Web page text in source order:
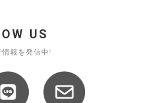
US
情報を発信中!